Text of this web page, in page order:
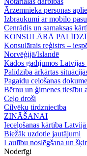
Ārzemnieka personas
Izbraukumi ar mobilo
Cenrādis un samaksas
KONSULĀRĀ
Konsulārais reģistrs –
Norvēģijā/Islandē
Kādos gadījumos
Palīdzība ārkārtas
Pagaidu ceļošanas
Bērnu un ģimenes tiesību
Ceļo droši
Cilvēku tirdzniecība
ZINĀŠANAI
Ieceļošanas kārtība
Biežāk uzdotie jautājumi
Laulību noslēgšana un
Noderīgi